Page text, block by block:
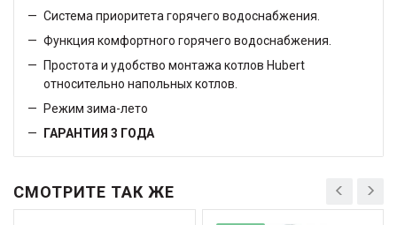
Система приоритета горячего водоснабжения.
Функция комфортного горячего водоснабжения.
Простота и удобство монтажа котлов Hubert
относительно напольных котлов.
Режим зима-лето
ГАРАНТИЯ 3 ГОДА
СМОТРИТЕ ТАК ЖЕ